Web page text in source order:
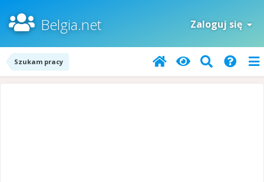
Belgia.net Zaloguj się
Szukam pracy